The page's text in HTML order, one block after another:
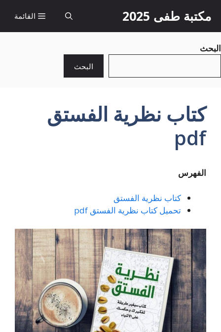
إلى
المحتوى
مكتبة طفى 2025 القائمة
البحث
البحث
كتاب نظرية الفستق
pdf
الفهرس
كتاب نظرية الفستق
تحميل كتاب نظرية الفستق pdf